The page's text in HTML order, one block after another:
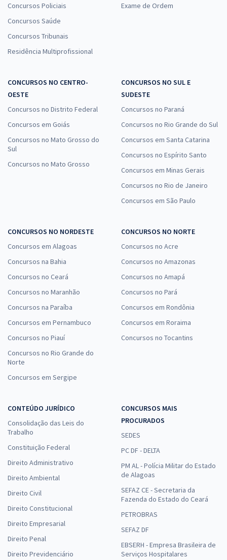
Concursos Policiais
Concursos Saúde
Concursos Tribunais
Residência Multiprofissional
Exame de Ordem
CONCURSOS NO CENTRO-
OESTE
Concursos no Distrito Federal
Concursos em Goiás
Concursos no Mato Grosso do
Sul
Concursos no Mato Grosso
CONCURSOS NO SUL E
SUDESTE
Concursos no Paraná
Concursos no Rio Grande do Sul
Concursos em Santa Catarina
Concursos no Espírito Santo
Concursos em Minas Gerais
Concursos no Rio de Janeiro
Concursos em São Paulo
CONCURSOS NO NORDESTE
Concursos em Alagoas
Concursos na Bahia
Concursos no Ceará
Concursos no Maranhão
Concursos na Paraíba
Concursos em Pernambuco
Concursos no Piauí
Concursos no Rio Grande do
Norte
Concursos em Sergipe
CONCURSOS NO NORTE
Concursos no Acre
Concursos no Amazonas
Concursos no Amapá
Concursos no Pará
Concursos em Rondônia
Concursos em Roraima
Concursos no Tocantins
CONTEÚDO JURÍDICO
Consolidação das Leis do
Trabalho
Constituição Federal
Direito Administrativo
Direito Ambiental
Direito Civil
Direito Constitucional
Direito Empresarial
Direito Penal
Direito Previdenciário
CONCURSOS MAIS
PROCURADOS
SEDES
PC DF - DELTA
PM AL - Polícia Militar do Estado
de Alagoas
SEFAZ CE - Secretaria da
Fazenda do Estado do Ceará
PETROBRAS
SEFAZ DF
EBSERH - Empresa Brasileira de
Serviços Hospitalares